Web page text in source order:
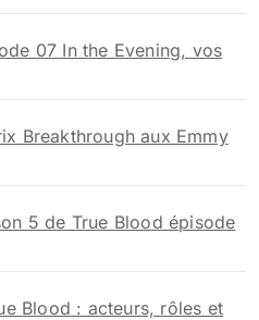
07 In the Evening, vos
Breakthrough aux Emmy
5 de True Blood épisode
Blood : acteurs, rôles et